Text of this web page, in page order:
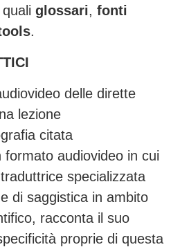
glossari, fonti
.
delle dirette
lezione
citata
formato audiovideo in cui
specializzata
di saggistica in ambito
racconta il suo
proprie di questa